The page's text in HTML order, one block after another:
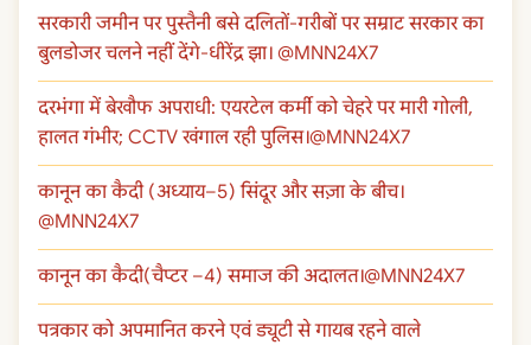
सरकारी जमीन पर पुस्तैनी बसे दलितों-गरीबों पर सम्राट सरकार का
बुलडोजर चलने नहीं देंगे-धीरेंद्र झा। @MNN24X7
दरभंगा में बेखौफ अपराधी: एयरटेल कर्मी को चेहरे पर मारी गोली,
हालत गंभीर; CCTV खंगाल रही पुलिस।@MNN24X7
कानून का कैदी (अध्याय–5) सिंदूर और सज़ा के बीच।
@MNN24X7
कानून का कैदी(चैप्टर –4) समाज की अदालत।@MNN24X7
पत्रकार को अपमानित करने एवं ड्यूटी से गायब रहने वाले